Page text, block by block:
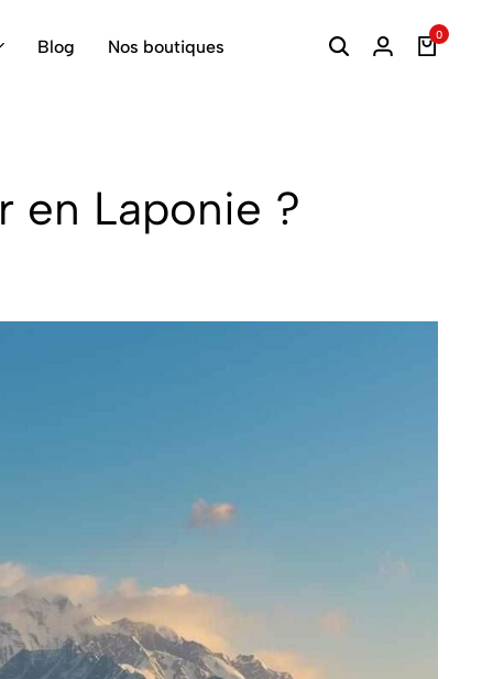
Blog Nos boutiques
0
en Laponie ?